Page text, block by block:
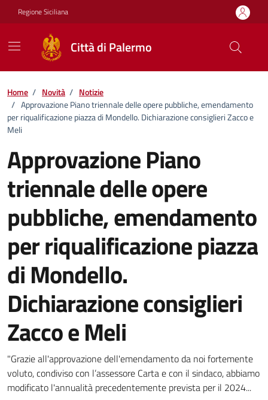
Vai ai contenuti
Vai al footer
Regione Siciliana
Città di Palermo
Home / Novità / Notizie
/ Approvazione Piano triennale delle opere pubbliche, emendamento
per riqualificazione piazza di Mondello. Dichiarazione consiglieri Zacco e
Meli
Approvazione Piano
triennale delle opere
pubbliche, emendamento
per riqualificazione piazza
di Mondello.
Dichiarazione consiglieri
Zacco e Meli
Dettagli della notizia
"Grazie all'approvazione dell'emendamento da noi fortemente
voluto, condiviso con l’assessore Carta e con il sindaco, abbiamo
modificato l'annualità precedentemente prevista per il 2024...